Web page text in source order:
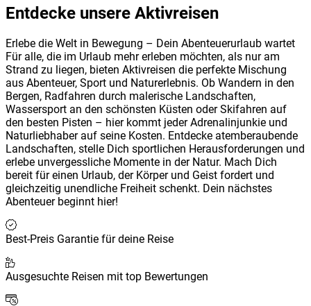
Entdecke unsere Aktivreisen
Erlebe die Welt in Bewegung – Dein Abenteuerurlaub wartet
Für alle, die im Urlaub mehr erleben möchten, als nur am
Strand zu liegen, bieten Aktivreisen die perfekte Mischung
aus Abenteuer, Sport und Naturerlebnis. Ob Wandern in den
Bergen, Radfahren durch malerische Landschaften,
Wassersport an den schönsten Küsten oder Skifahren auf
den besten Pisten – hier kommt jeder Adrenalinjunkie und
Naturliebhaber auf seine Kosten. Entdecke atemberaubende
Landschaften, stelle Dich sportlichen Herausforderungen und
erlebe unvergessliche Momente in der Natur. Mach Dich
bereit für einen Urlaub, der Körper und Geist fordert und
gleichzeitig unendliche Freiheit schenkt. Dein nächstes
Abenteuer beginnt hier!
Best-Preis Garantie für deine Reise
Ausgesuchte Reisen mit top Bewertungen